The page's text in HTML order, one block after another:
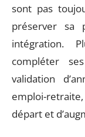
sont pas
préserver sa
intégration.
compléter
validation
emploi-
départ et